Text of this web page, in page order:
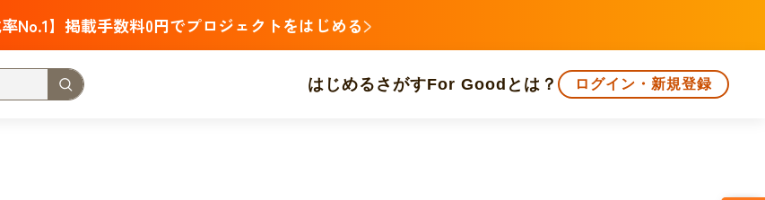
率No.1】掲載手数料0円でプロジェクトをはじめる
はじめる さがすFor Goodとは？ ログイン・新規登録